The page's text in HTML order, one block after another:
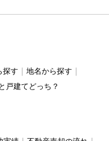
探す
地名から探す
戸建てどっち？